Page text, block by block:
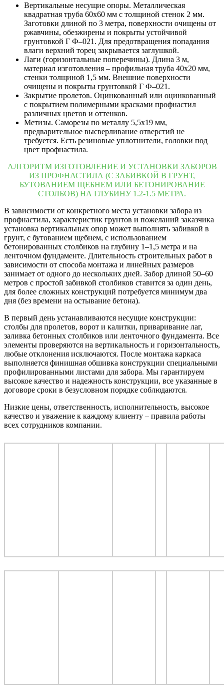
Вертикальные несущие опоры. Металлическая
квадратная труба 60х60 мм с толщиной стенок 2 мм.
Заготовки длиной по 3 метра, поверхности очищены от
ржавчины, обезжирены и покрыты устойчивой
грунтовкой Г Ф–021. Для предотвращения попадания
влаги верхний торец закрывается заглушкой.
Лаги (горизонтальные поперечины). Длина 3 м,
материал изготовления – профильная труба 40х20 мм,
стенки толщиной 1,5 мм. Внешние поверхности
очищены и покрыты грунтовкой Г Ф–021.
Закрытие пролетов. Оцинкованный или оцинкованный
с покрытием полимерными красками профнастил
различных цветов и оттенков.
Метизы. Саморезы по металлу 5,5х19 мм,
предварительное высверливание отверстий не
требуется. Есть резиновые уплотнители, головки под
цвет профнастила.
АЛГОРИТМ ИЗГОТОВЛЕНИЕ И УСТАНОВКИ ЗАБОРОВ
ИЗ ПРОФНАСТИЛА (С ЗАБИВКОЙ В ГРУНТ,
БУТОВАНИЕМ ЩЕБНЕМ ИЛИ БЕТОНИРОВАНИЕ
СТОЛБОВ) НА ГЛУБИНУ 1.2-1.5 МЕТРА.
В зависимости от конкретного места установки забора из
профнастила, характеристик грунтов и пожеланий заказчика
установка вертикальных опор может выполнять забивкой в
грунт, с бутованием щебнем, с использованием
бетонированных столбиков на глубину 1–1,5 метра и на
ленточном фундаменте. Длительность строительных работ в
зависимости от способа монтажа и линейных размеров
занимает от одного до нескольких дней. Забор длиной 50–60
метров с простой забивкой столбиков ставится за один день,
для более сложных конструкций потребуется минимум два
дня (без времени на остывание бетона).
В первый день устанавливаются несущие конструкции:
столбы для пролетов, ворот и калитки, приваривание лаг,
заливка бетонных столбиков или ленточного фундамента. Все
элементы проверяются на вертикальность и горизонтальность,
любые отклонения исключаются. После монтажа каркаса
выполняется финишная обшивка конструкции специальными
профилированными листами для забора. Мы гарантируем
высокое качество и надежность конструкции, все указанные в
договоре сроки в безусловном порядке соблюдаются.
Низкие цены, ответственность, исполнительность, высокое
качество и уважение к каждому клиенту – правила работы
всех сотрудников компании.